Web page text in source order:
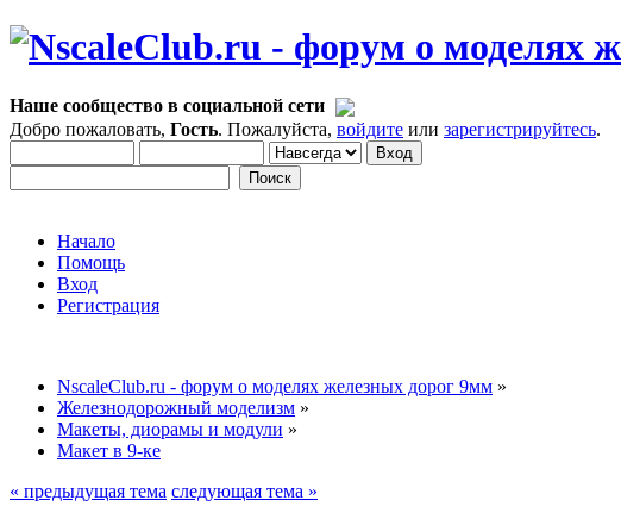
Наше сообщество в социальной сети
Добро пожаловать, Гость. Пожалуйста, войдите или зарегистрируйтесь.
Начало
Помощь
Вход
Регистрация
NscaleClub.ru - форум о моделях железных дорог 9мм »
Железнодорожный моделизм »
Макеты, диорамы и модули »
Макет в 9-ке
« предыдущая тема следующая тема »